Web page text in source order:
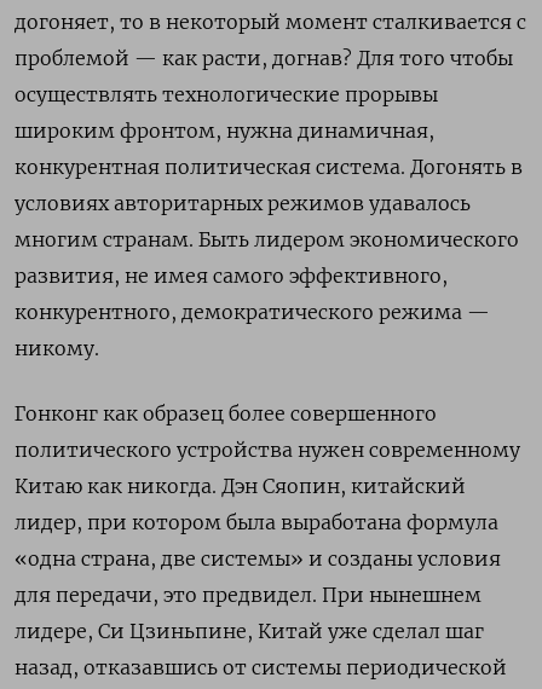
догоняет, то в некоторый момент сталкивается с
проблемой — как расти, догнав? Для того чтобы
осуществлять технологические прорывы
широким фронтом, нужна динамичная,
конкурентная политическая система. Догонять в
условиях авторитарных режимов удавалось
многим странам. Быть лидером экономического
развития, не имея самого эффективного,
конкурентного, демократического режима —
никому.
Гонконг как образец более совершенного
политического устройства нужен современному
Китаю как никогда. Дэн Сяопин, китайский
лидер, при котором была выработана формула
«одна страна, две системы» и созданы условия
для передачи, это предвидел. При нынешнем
лидере, Си Цзиньпине, Китай уже сделал шаг
назад, отказавшись от системы периодической